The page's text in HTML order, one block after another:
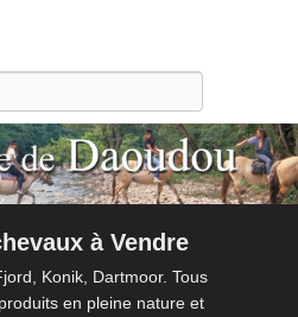
à Vendre
Konik, Dartmoor. Tous
en pleine nature et